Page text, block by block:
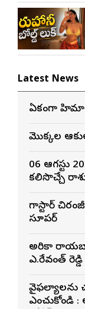
Latest News
ఏకంగా
మొక్కల
06 ఆగస్టు
కలిసొచ్చే
మెగాస్టార్
సూపర్
అమెరికా
ఎ.రేవంత్
వైఫల్యాలను
ఎంచుకోండి